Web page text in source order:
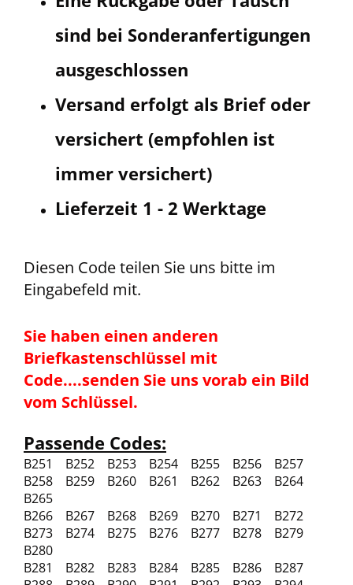
sind bei Sonderanfertigungen
ausgeschlossen
Versand erfolgt als Brief oder
versichert (empfohlen ist
immer versichert)
Lieferzeit 1 - 2 Werktage
Diesen Code teilen Sie uns bitte im
Eingabefeld mit.
Sie haben einen anderen
Briefkastenschlüssel mit
Code....senden Sie uns vorab ein Bild
vom Schlüssel.
Passende Codes:
B251 B252 B253 B254 B255 B256 B257
B258 B259 B260 B261 B262 B263 B264
B265
B266 B267 B268 B269 B270 B271 B272
B273 B274 B275 B276 B277 B278 B279
B280
B281 B282 B283 B284 B285 B286 B287